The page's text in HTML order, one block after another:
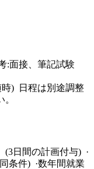
:面接、筆記試験
)  日程は別途調整
日間の計画付与)  ·
条件)  ·数年間就業